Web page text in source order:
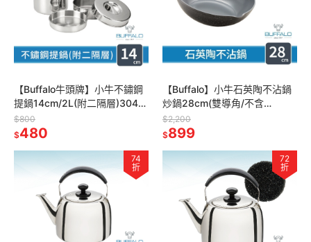
【Buffalo牛頭牌】小牛不鏽鋼
提鍋14cm/2L(附二隔層)304不
綉鋼 飯盒 便當盒
$800
$480
【Buffalo】小牛石英陶不沾鍋
炒鍋28cm(雙導角/不含
PFOA,PFAS/塑化劑檢測/瓦斯
爐.IH爐適用)
$2,200
$899
74
折
72
折